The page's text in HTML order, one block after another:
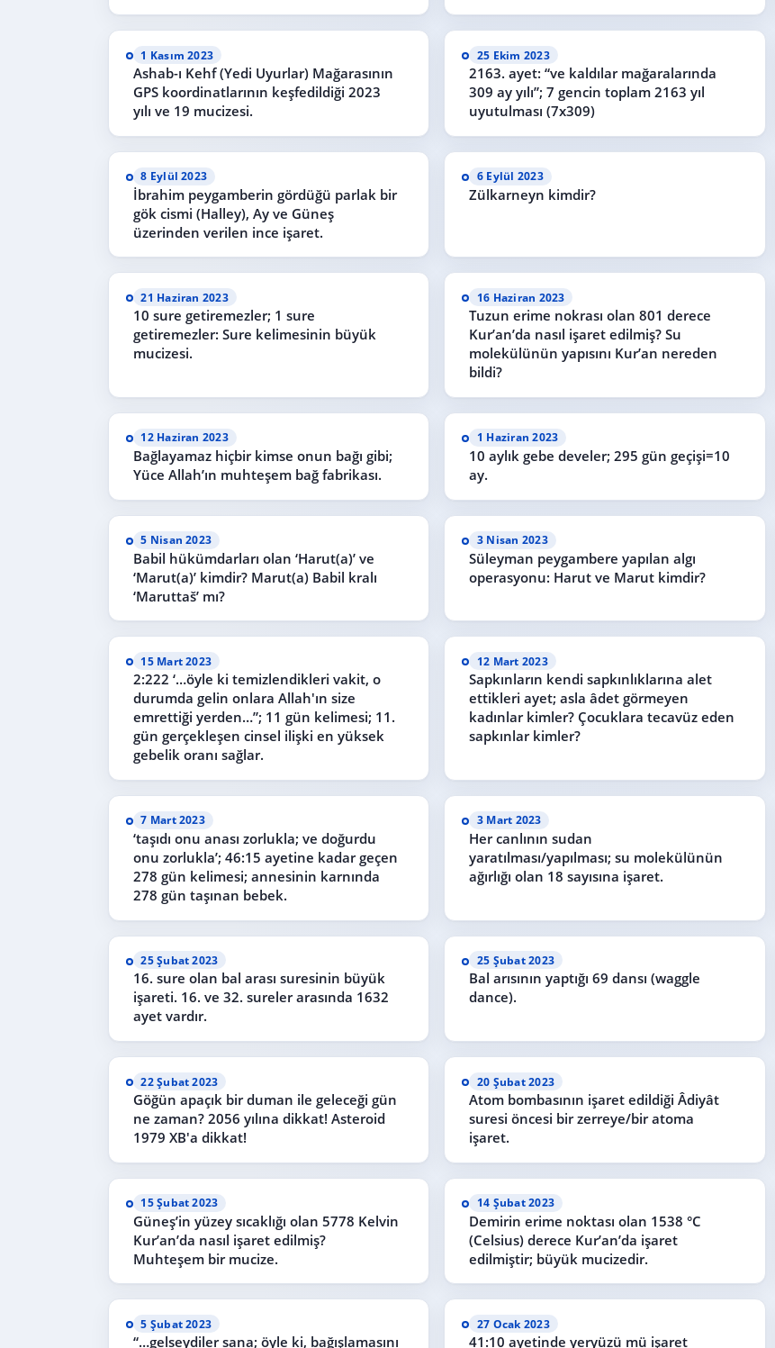
1 Kasım 2023
Ashab-ı Kehf (Yedi Uyurlar) Mağarasının
GPS koordinatlarının keşfedildiği 2023
yılı ve 19 mucizesi.
25 Ekim 2023
2163. ayet: “ve kaldılar mağaralarında
309 ay yılı”; 7 gencin toplam 2163 yıl
uyutulması (7x309)
8 Eylül 2023
İbrahim peygamberin gördüğü parlak bir
gök cismi (Halley), Ay ve Güneş
üzerinden verilen ince işaret.
6 Eylül 2023
Zülkarneyn kimdir?
21 Haziran 2023
10 sure getiremezler; 1 sure
getiremezler: Sure kelimesinin büyük
mucizesi.
16 Haziran 2023
Tuzun erime nokrası olan 801 derece
Kur’an’da nasıl işaret edilmiş? Su
molekülünün yapısını Kur’an nereden
bildi?
12 Haziran 2023
Bağlayamaz hiçbir kimse onun bağı gibi;
Yüce Allah’ın muhteşem bağ fabrikası.
1 Haziran 2023
10 aylık gebe develer; 295 gün geçişi=10
ay.
5 Nisan 2023
Babil hükümdarları olan ‘Harut(a)’ ve
‘Marut(a)’ kimdir? Marut(a) Babil kralı
‘Maruttaš’ mı?
3 Nisan 2023
Süleyman peygambere yapılan algı
operasyonu: Harut ve Marut kimdir?
15 Mart 2023
2:222 ‘…öyle ki temizlendikleri vakit, o
durumda gelin onlara Allah'ın size
emrettiği yerden…”; 11 gün kelimesi; 11.
gün gerçekleşen cinsel ilişki en yüksek
gebelik oranı sağlar.
12 Mart 2023
Sapkınların kendi sapkınlıklarına alet
ettikleri ayet; asla âdet görmeyen
kadınlar kimler? Çocuklara tecavüz eden
sapkınlar kimler?
7 Mart 2023
‘taşıdı onu anası zorlukla; ve doğurdu
onu zorlukla’; 46:15 ayetine kadar geçen
278 gün kelimesi; annesinin karnında
278 gün taşınan bebek.
3 Mart 2023
Her canlının sudan
yaratılması/yapılması; su molekülünün
ağırlığı olan 18 sayısına işaret.
25 Şubat 2023
16. sure olan bal arası suresinin büyük
işareti. 16. ve 32. sureler arasında 1632
ayet vardır.
25 Şubat 2023
Bal arısının yaptığı 69 dansı (waggle
dance).
22 Şubat 2023
Göğün apaçık bir duman ile geleceği gün
ne zaman? 2056 yılına dikkat! Asteroid
1979 XB'a dikkat!
20 Şubat 2023
Atom bombasının işaret edildiği Âdiyât
suresi öncesi bir zerreye/bir atoma
işaret.
15 Şubat 2023
Güneş’in yüzey sıcaklığı olan 5778 Kelvin
Kur’an’da nasıl işaret edilmiş?
Muhteşem bir mucize.
14 Şubat 2023
Demirin erime noktası olan 1538 °C
(Celsius) derece Kur’an’da işaret
edilmiştir; büyük mucizedir.
5 Şubat 2023
“…gelseydiler sana; öyle ki, bağışlamasını
27 Ocak 2023
41:10 ayetinde yeryüzü mü işaret